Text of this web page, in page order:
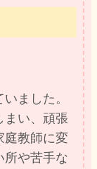
ました。
まい、頑張
庭教師に変
所や苦手な